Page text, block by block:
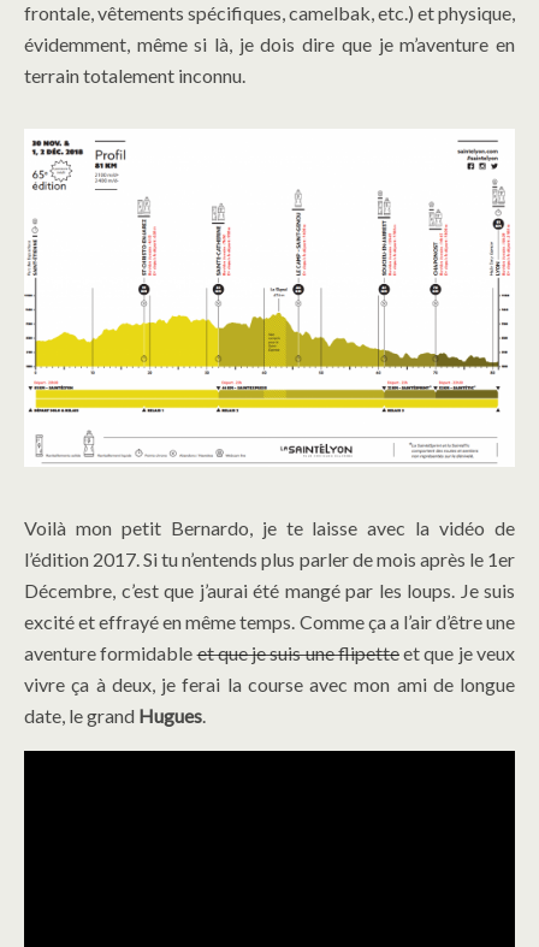
frontale, vêtements spécifiques, camelbak, etc.) et physique,
évidemment, même si là, je dois dire que je m’aventure en
terrain totalement inconnu.
Voilà mon petit Bernardo, je te laisse avec la vidéo de
l’édition 2017. Si tu n’entends plus parler de mois après le 1er
Décembre, c’est que j’aurai été mangé par les loups. Je suis
excité et effrayé en même temps. Comme ça a l’air d’être une
aventure formidableet que je suis une flipetteet que je veux
vivre ça à deux, je ferai la course avec mon ami de longue
date, le grand Hugues